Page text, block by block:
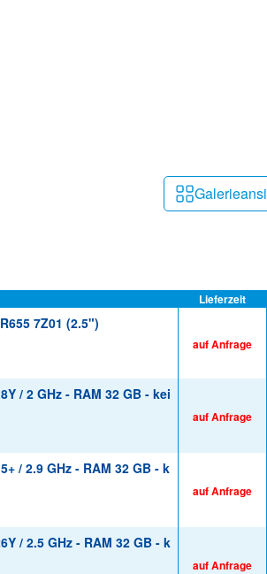
Lieferzeit
7Z01 (2.5")
auf Anfrage
/ 2 GHz - RAM 32 GB - kei
auf Anfrage
/ 2.9 GHz - RAM 32 GB - k
auf Anfrage
/ 2.5 GHz - RAM 32 GB - k
auf Anfrage